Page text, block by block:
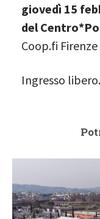
giovedì 15
del
Coop.fi
Ingresso libero.